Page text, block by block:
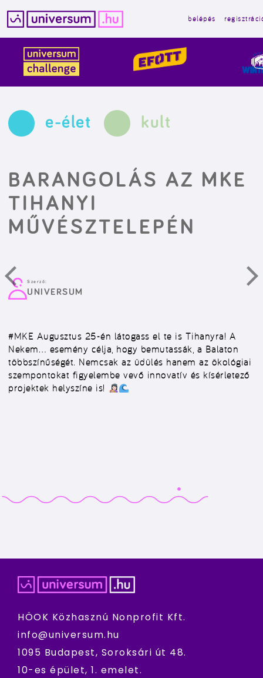
tartalomba
belépés
e-élet kult
BARANGOLÁS AZ MKE
TIHANYI
MŰVÉSZTELEPÉN
Szerző:
UNIVERSUM
#MKE Augusztus 25-én látogass el te is Tihanyra! A
Nekem… esemény célja, hogy bemutassák, a Balaton
többszínűségét. Nemcsak az üdülés hanem az ökológiai
szempontokat figyelembe vevő innovatív és kísérletező
projektek helyszíne is!
HÖOK Közhasznú Nonprofit Kft.
info@universum.hu
1095 Budapest, Soroksári út 48.
10-es épület, 1. emelet.